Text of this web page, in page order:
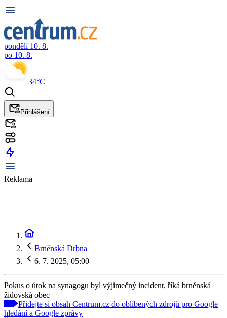
pondělí 10. 8.
po 10. 8.
34°C
Přihlášení
Reklama
Brněnská Drbna
6. 7. 2025, 05:00
Pokus o útok na synagogu byl výjimečný incident, říká brněnská
židovská obec
Přidejte si obsah Centrum.cz do oblíbených zdrojů pro Google
hledání a Google zprávy